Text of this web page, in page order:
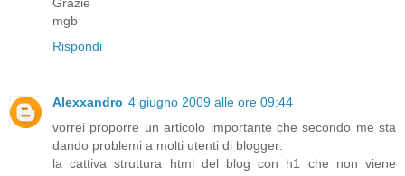
Grazie
mgb
Rispondi
Alexxandro 4 giugno 2009 alle ore 09:44
vorrei proporre un articolo importante che secondo me sta
dando problemi a molti utenti di blogger:
la cattiva struttura html del blog con h1 che non viene